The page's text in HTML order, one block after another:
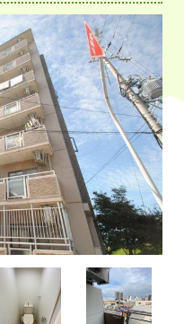
お問い合わせ